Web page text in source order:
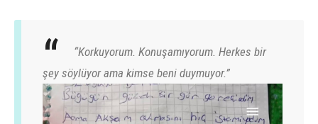
“Korkuyorum. Konuşamıyorum. Herkes bir
şey söylüyorama kimse beni duymuyor.”